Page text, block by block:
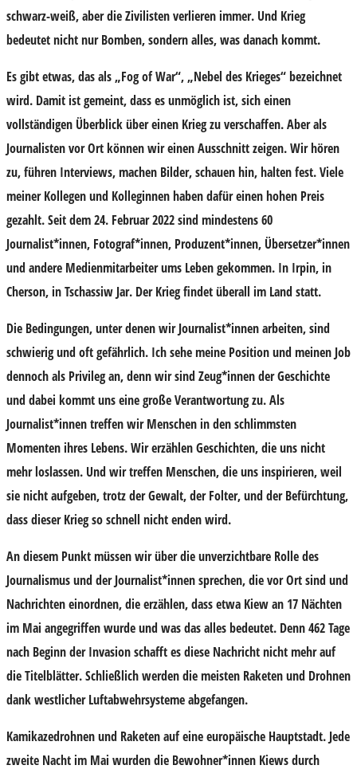
schwarz-weiß, aber die Zivilisten verlieren immer. Und Krieg
bedeutet nicht nur Bomben, sondern alles, was danach kommt.
Es gibt etwas, das als „Fog of War“, „Nebel des Krieges“ bezeichnet
wird. Damit ist gemeint, dass es unmöglich ist, sich einen
vollständigen Überblick über einen Krieg zu verschaffen. Aber als
Journalisten vor Ort können wir einen Ausschnitt zeigen. Wir hören
zu, führen Interviews, machen Bilder, schauen hin, halten fest. Viele
meiner Kollegen und Kolleginnen haben dafür einen hohen Preis
gezahlt. Seit dem 24. Februar 2022 sind mindestens 60
Journalist*innen, Fotograf*innen, Produzent*innen, Übersetzer*innen
und andere Medienmitarbeiter ums Leben gekommen. In Irpin, in
Cherson, in Tschassiw Jar. Der Krieg findet überall im Land statt.
Die Bedingungen, unter denen wir Journalist*innen arbeiten, sind
schwierig und oft gefährlich. Ich sehe meine Position und meinen Job
dennoch als Privileg an, denn wir sind Zeug*innen der Geschichte
und dabei kommt uns eine große Verantwortung zu. Als
Journalist*innen treffen wir Menschen in den schlimmsten
Momenten ihres Lebens. Wir erzählen Geschichten, die uns nicht
mehr loslassen. Und wir treffen Menschen, die uns inspirieren, weil
sie nicht aufgeben, trotz der Gewalt, der Folter, und der Befürchtung,
dass dieser Krieg so schnell nicht enden wird.
An diesem Punkt müssen wir über die unverzichtbare Rolle des
Journalismus und der Journalist*innen sprechen, die vor Ort sind und
Nachrichten einordnen, die erzählen, dass etwa Kiew an 17 Nächten
im Mai angegriffen wurde und was das alles bedeutet. Denn 462 Tage
nach Beginn der Invasion schafft es diese Nachricht nicht mehr auf
die Titelblätter. Schließlich werden die meisten Raketen und Drohnen
dank westlicher Luftabwehrsysteme abgefangen.
Kamikazedrohnen und Raketen auf eine europäische Hauptstadt. Jede
zweite Nacht im Mai wurden die Bewohner*innen Kiews durch